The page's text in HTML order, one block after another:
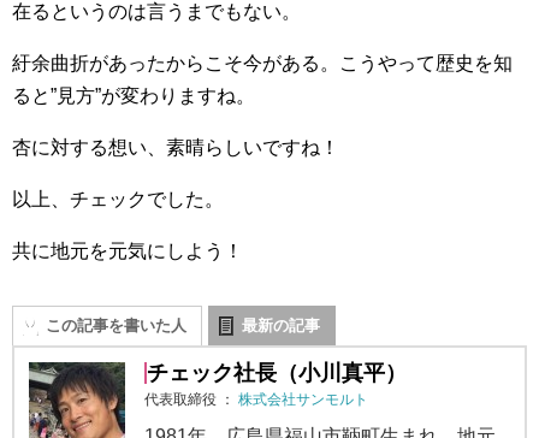
在るというのは言うまでもない。
紆余曲折があったからこそ今がある。こうやって歴史を知
ると”見方”が変わりますね。
杏に対する想い、素晴らしいですね！
以上、チェックでした。
共に地元を元気にしよう！
この記事を書いた人 最新の記事
チェック社長（小川真平）
代表取締役 ： 株式会社サンモルト